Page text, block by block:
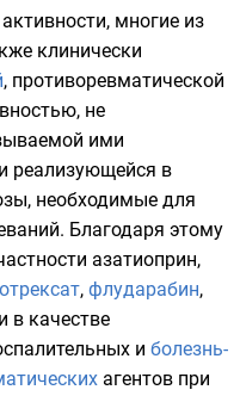
многие из
клинически
, противоревматической
не
ими
реализующейся в
необходимые для
Благодаря этому
азатиоприн,
, флударабин,
в качестве
и болезнь-
агентов при